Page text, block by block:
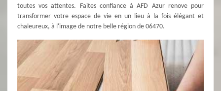
toutes vos attentes. Faites confiance à AFD Azur renove pour
transformer votre espace de vie en un lieu à la fois élégant et
chaleureux, à l'image de notre belle région de 06470.